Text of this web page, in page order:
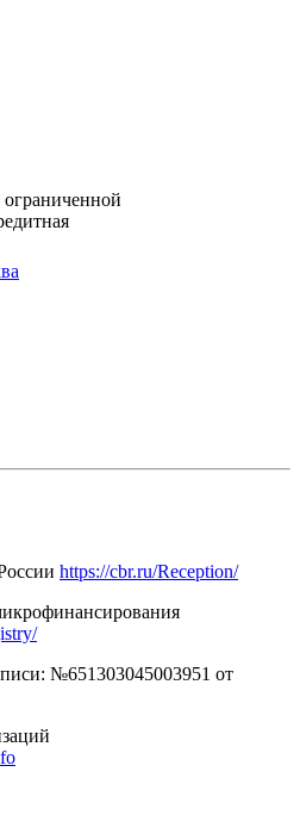
https://cbr.ru/Reception/
№651303045003951 от